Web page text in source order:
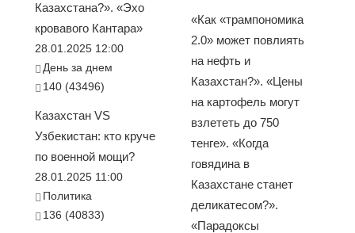
Казахстана?». «Эхо
кровавого Кантара»
28.01.2025 12:00
День за днем
140 (43496)
Казахстан VS
Узбекистан: кто круче
по военной мощи?
28.01.2025 11:00
Политика
136 (40833)
«Как «трампономика
2.0» может повлиять
на нефть и
Казахстан?». «Цены
на картофель могут
взлететь до 750
тенге». «Когда
говядина в
Казахстане станет
деликатесом?».
«Парадоксы